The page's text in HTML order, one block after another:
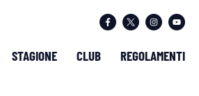
STAGIONE CLUB REGOLAMENTI